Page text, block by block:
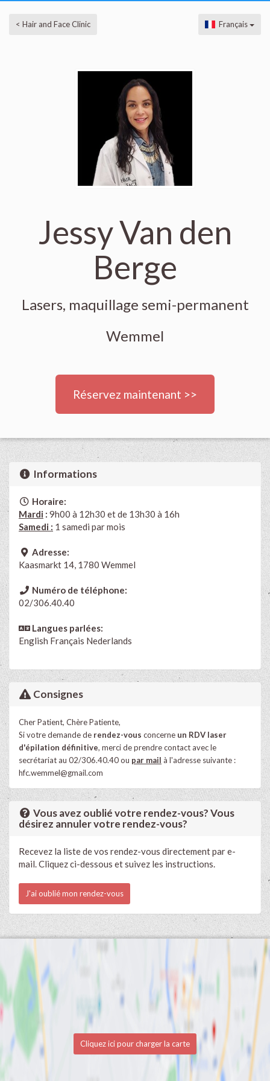
< Hair and Face Clinic Français
Jessy Van den
Berge
Lasers, maquillage semi-permanent
Wemmel
Réservez maintenant >>
Informations
Horaire:
Mardi : 9h00 à 12h30 et de 13h30 à 16h
Samedi : 1 samedi par mois
Adresse:
Kaasmarkt 14, 1780 Wemmel
Numéro de téléphone:
02/306.40.40
Langues parlées:
English Français Nederlands
Consignes
Cher Patient, Chère Patiente,
Si votre demande de rendez-vous concerne un RDV laser
d'épilation définitive, merci de prendre contact avec le
secrétariat au 02/306.40.40 ou par mail à l'adresse suivante :
hfc.wemmel@gmail.com
Vous avez oublié votre rendez-vous? Vous
désirez annuler votre rendez-vous?
Recevez la liste de vos rendez-vous directement par e-
mail. Cliquez ci-dessous et suivez les instructions.
J'ai oublié mon rendez-vous
Cliquez ici pour charger la carte